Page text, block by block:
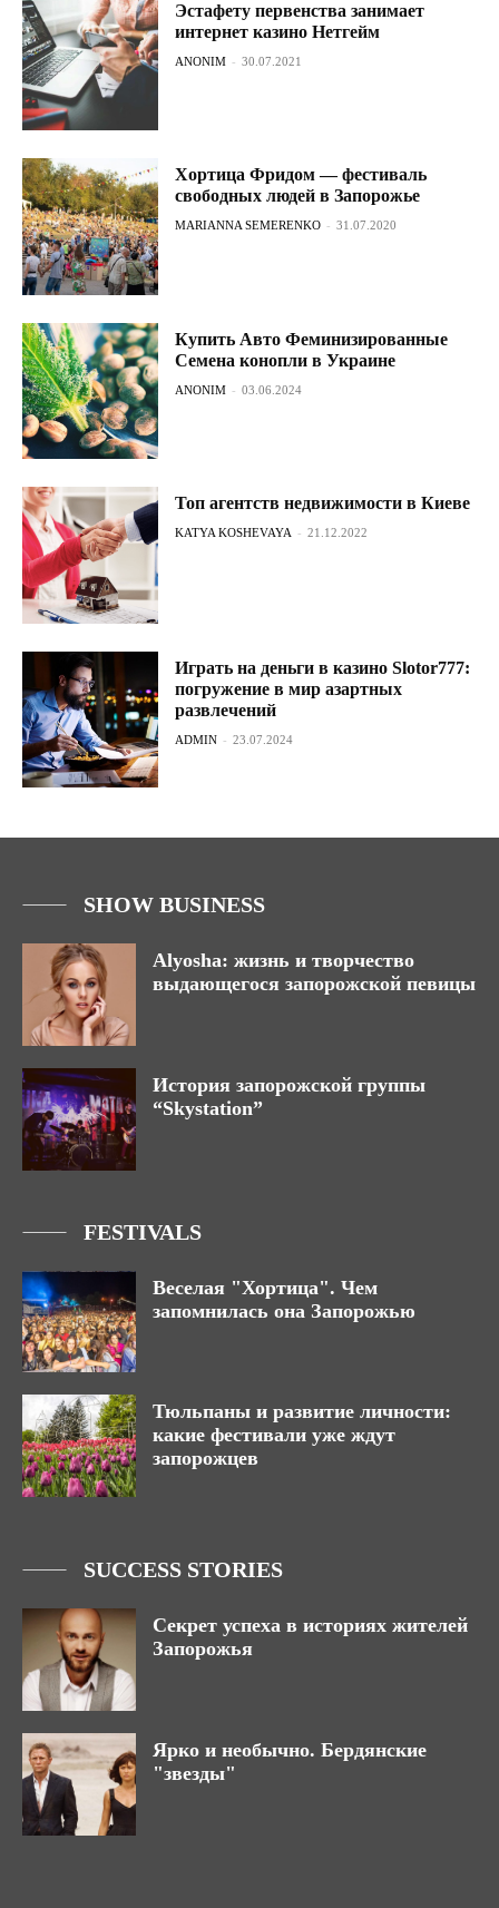
Эстафету первенства занимает
интернет казино Нетгейм
ANONIM - 30.07.2021
Хортица Фридом — фестиваль
свободных людей в Запорожье
MARIANNA SEMERENKO - 31.07.2020
Купить Авто Феминизированные
Семена конопли в Украине
ANONIM - 03.06.2024
Топ агентств недвижимости в Киеве
KATYA KOSHEVAYA - 21.12.2022
Играть на деньги в казино Slotor777:
погружение в мир азартных
развлечений
ADMIN - 23.07.2024
SHOW BUSINESS
Alyosha: жизнь и творчество
выдающегося запорожской певицы
История запорожской группы
“Skystation”
FESTIVALS
Веселая "Хортица". Чем
запомнилась она Запорожью
Тюльпаны и развитие личности:
какие фестивали уже ждут
запорожцев
SUCCESS STORIES
Секрет успеха в историях жителей
Запорожья
Ярко и необычно. Бердянские
"звезды"